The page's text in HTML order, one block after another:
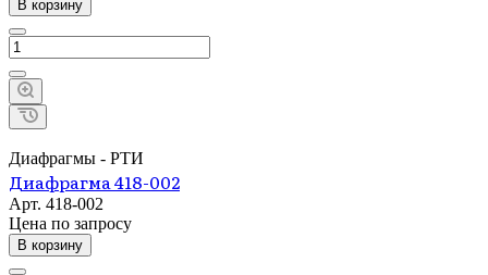
В корзину
Диафрагмы - РТИ
Диафрагма 418-002
Арт. 418-002
Цена по запросу
В корзину